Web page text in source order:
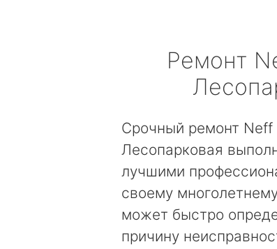
Ремонт
Срочный ремонт Neff
Лесопарковая
лучшими
своему
может быстро
причину